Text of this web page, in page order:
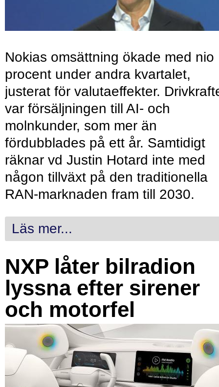
Nokias omsättning ökade med nio
procent under andra kvartalet,
justerat för valutaeffekter.
var försäljningen till AI- och
molnkunder, som mer än
fördubblades på ett år. Samtidigt
räknar vd Justin Hotard inte med
någon tillväxt på den traditionella
RAN-marknaden fram till 2030.
Läs mer...
NXP låter bilradion
lyssna efter sirener
och motorfel